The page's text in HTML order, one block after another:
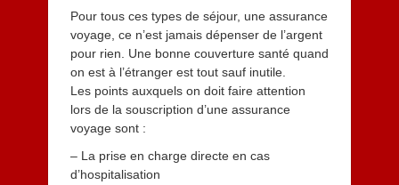
Pour tous ces types de séjour, une assurance
voyage, ce n’est jamais dépenser de l’argent
pour rien. Une bonne couverture santé quand
on est à l’étranger est tout sauf inutile.
Les points auxquels on doit faire attention
lors de la souscription d’une assurance
voyage sont :
– La prise en charge directe en cas
d’hospitalisation